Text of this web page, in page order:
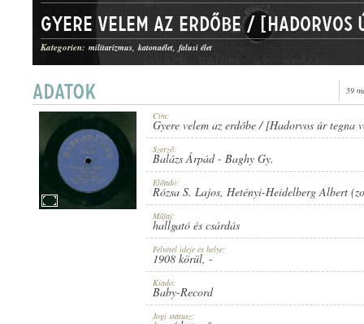
GATTUNG: HALLGATÓ ÉS CSÁRDÁS
1908 KÖRÜL
Kategorien: militarizmus katonaélet falusi élet
59
Cím:
Gyere velem az erdőbe / [Hadorvos úr tegna
Szerző:
Balázs Árpád- Baghy Gy.
Előadó:
Rózsa S. Lajos, Hetényi-Heidelberg Albert
Műfaj:
hallgató és csárdás
Felvétel ideje és helye:
1908 körül, -
Kiadó:
Baby-Record
Jogi státusz: